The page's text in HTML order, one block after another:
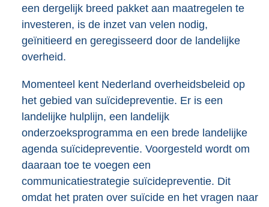
een dergelijk breed pakket aan maatregelen te
investeren, is de inzet van velen nodig,
geïnitieerd en geregisseerd door de landelijke
overheid.
Momenteel kent Nederland overheidsbeleid op
het gebied van suïcidepreventie. Er is een
landelijke hulplijn, een landelijk
onderzoeksprogramma en een brede landelijke
agenda suïcidepreventie. Voorgesteld wordt om
daaraan toe te voegen een
communicatiestrategie suïcidepreventie. Dit
omdat het praten over suïcide en het vragen naar